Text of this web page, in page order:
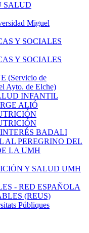
SALUD
Miguel
Y SOCIALES
Y SOCIALES
(Servicio de
Ayto. de Elche)
INFANTIL
ALIÓ
BADALI
AL PEREGRINO DEL
LA UMH
Y SALUD UMH
- RED ESPAÑOLA
(REUS)
Públiques